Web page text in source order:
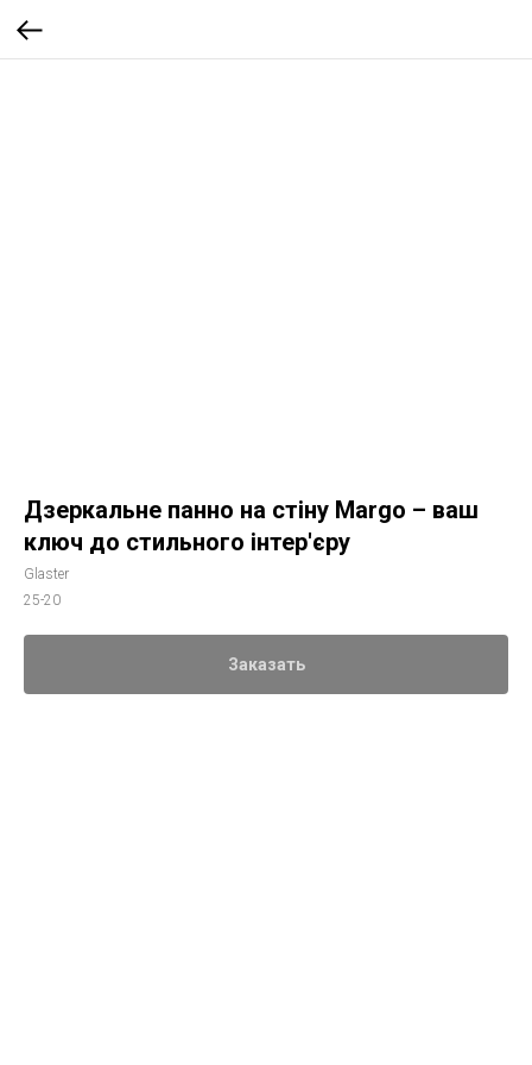
Дзеркальне панно на стіну Margo – ваш
ключ до стильного інтер'єру
Glaster
25-20
Заказать